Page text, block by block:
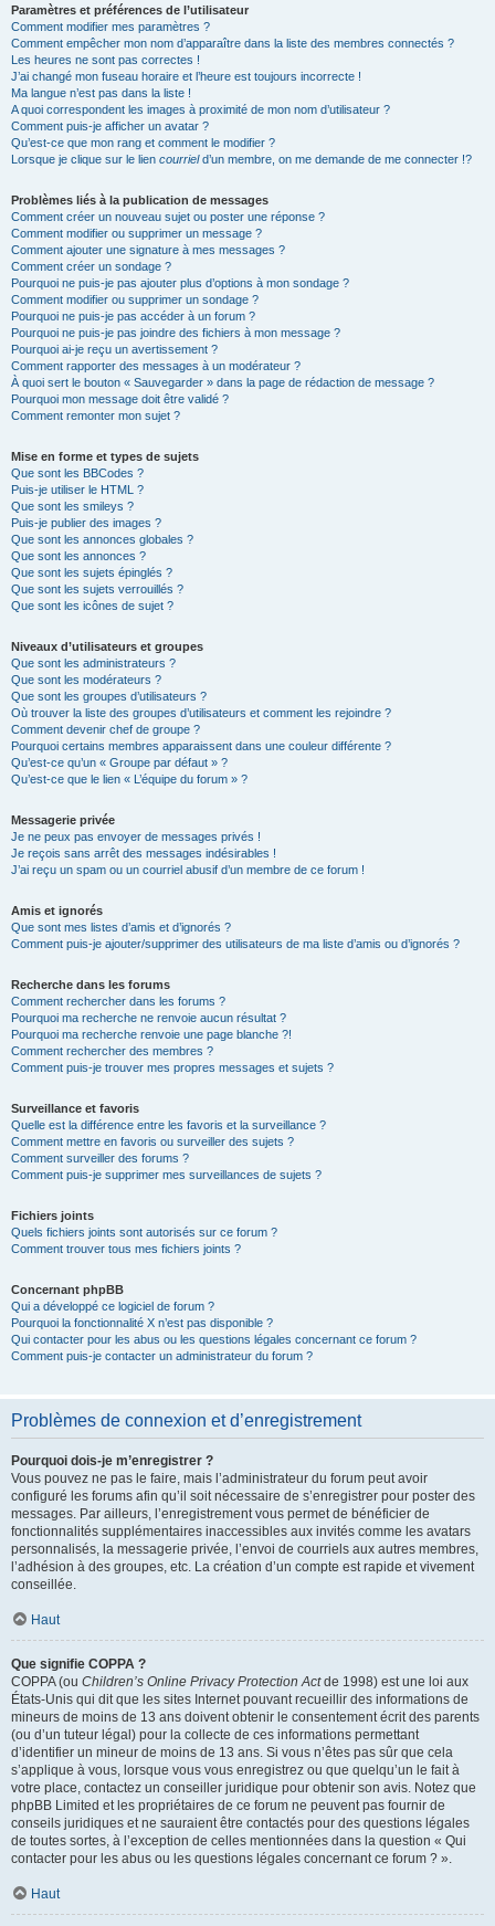
Paramètres et préférences de l’utilisateur
Comment modifier mes paramètres ?
Comment empêcher mon nom d’apparaître dans la liste des membres connectés ?
Les heures ne sont pas correctes !
J’ai changé mon fuseau horaire et l’heure est toujours incorrecte !
Ma langue n’est pas dans la liste !
A quoi correspondent les images à proximité de mon nom d’utilisateur ?
Comment puis-je afficher un avatar ?
Qu’est-ce que mon rang et comment le modifier ?
Lorsque je clique sur le lien courrield’un membre, on me demande de me connecter !?
Problèmes liés à la publication de messages
Comment créer un nouveau sujet ou poster une réponse ?
Comment modifier ou supprimer un message ?
Comment ajouter une signature à mes messages ?
Comment créer un sondage ?
Pourquoi ne puis-je pas ajouter plus d’options à mon sondage ?
Comment modifier ou supprimer un sondage ?
Pourquoi ne puis-je pas accéder à un forum ?
Pourquoi ne puis-je pas joindre des fichiers à mon message ?
Pourquoi ai-je reçu un avertissement ?
Comment rapporter des messages à un modérateur ?
À quoi sert le bouton « Sauvegarder » dans la page de rédaction de message ?
Pourquoi mon message doit être validé ?
Comment remonter mon sujet ?
Mise en forme et types de sujets
Que sont les BBCodes ?
Puis-je utiliser le HTML ?
Que sont les smileys ?
Puis-je publier des images ?
Que sont les annonces globales ?
Que sont les annonces ?
Que sont les sujets épinglés ?
Que sont les sujets verrouillés ?
Que sont les icônes de sujet ?
Niveaux d’utilisateurs et groupes
Que sont les administrateurs ?
Que sont les modérateurs ?
Que sont les groupes d’utilisateurs ?
Où trouver la liste des groupes d’utilisateurs et comment les rejoindre ?
Comment devenir chef de groupe ?
Pourquoi certains membres apparaissent dans une couleur différente ?
Qu’est-ce qu’un « Groupe par défaut » ?
Qu’est-ce que le lien « L’équipe du forum » ?
Messagerie privée
Je ne peux pas envoyer de messages privés !
Je reçois sans arrêt des messages indésirables !
J’ai reçu un spam ou un courriel abusif d’un membre de ce forum !
Amis et ignorés
Que sont mes listes d’amis et d’ignorés ?
Comment puis-je ajouter/supprimer des utilisateurs de ma liste d’amis ou d’ignorés ?
Recherche dans les forums
Comment rechercher dans les forums ?
Pourquoi ma recherche ne renvoie aucun résultat ?
Pourquoi ma recherche renvoie une page blanche ?!
Comment rechercher des membres ?
Comment puis-je trouver mes propres messages et sujets ?
Surveillance et favoris
Quelle est la différence entre les favoris et la surveillance ?
Comment mettre en favoris ou surveiller des sujets ?
Comment surveiller des forums ?
Comment puis-je supprimer mes surveillances de sujets ?
Fichiers joints
Quels fichiers joints sont autorisés sur ce forum ?
Comment trouver tous mes fichiers joints ?
Concernant phpBB
Qui a développé ce logiciel de forum ?
Pourquoi la fonctionnalité X n’est pas disponible ?
Qui contacter pour les abus ou les questions légales concernant ce forum ?
Comment puis-je contacter un administrateur du forum ?
Problèmes de connexion et d’enregistrement
Pourquoi dois-je m’enregistrer ?
Vous pouvez ne pas le faire, mais l’administrateur du forum peut avoir
configuré les forums afin qu’il soit nécessaire de s’enregistrer pour poster des
messages. Par ailleurs, l’enregistrement vous permet de bénéficier de
fonctionnalités supplémentaires inaccessibles aux invités comme les avatars
personnalisés, la messagerie privée, l’envoi de courriels aux autres membres,
l’adhésion à des groupes, etc. La création d’un compte est rapide et vivement
conseillée.
Haut
Que signifie COPPA ?
COPPA (ou Children’s Online Privacy Protection Actde 1998) est une loi aux
États-Unis qui dit que les sites Internet pouvant recueillir des informations de
mineurs de moins de 13 ans doivent obtenir le consentement écrit des parents
(ou d’un tuteur légal) pour la collecte de ces informations permettant
d’identifier un mineur de moins de 13 ans. Si vous n’êtes pas sûr que cela
s’applique à vous, lorsque vous vous enregistrez ou que quelqu’un le fait à
votre place, contactez un conseiller juridique pour obtenir son avis. Notez que
phpBB Limited et les propriétaires de ce forum ne peuvent pas fournir de
conseils juridiques et ne sauraient être contactés pour des questions légales
de toutes sortes, à l’exception de celles mentionnées dans la question « Qui
contacter pour les abus ou les questions légales concernant ce forum ? ».
Haut